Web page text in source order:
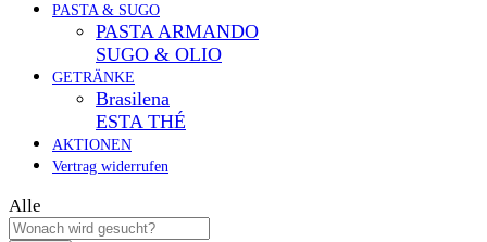
PASTA & SUGO
PASTA ARMANDO
SUGO & OLIO
GETRÄNKE
Brasilena
ESTA THÉ
AKTIONEN
Vertrag widerrufen
Alle